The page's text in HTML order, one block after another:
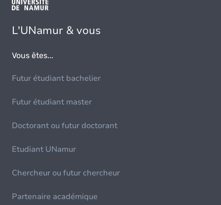
L'UNamur & vous
Vous êtes...
Futur étudiant bachelier
Futur étudiant master
Doctorant ou futur doctorant
Etudiant UNamur
Chercheur ou futur chercheur
Partenaire académique